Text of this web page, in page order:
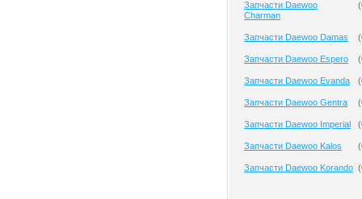
Запчасти Daewoo
Charman
(
Запчасти Daewoo Damas (
Запчасти Daewoo Espero (
Запчасти Daewoo Evanda (
Запчасти Daewoo Gentra (
Запчасти Daewoo Imperial (
Запчасти Daewoo Kalos (
Запчасти Daewoo Korando (